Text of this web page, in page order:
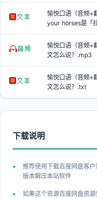
愉悦口语（音频+
your horses是「
愉悦口语（音频+
文怎么说？.mp3
愉悦口语（音频+
文怎么说？.txt
下载说明
推荐使用下载百度网盘客
版本解压本站软件
如果这个资源百度网盘资